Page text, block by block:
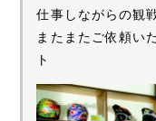
仕事しながらの観
またまたご依頼い
ト